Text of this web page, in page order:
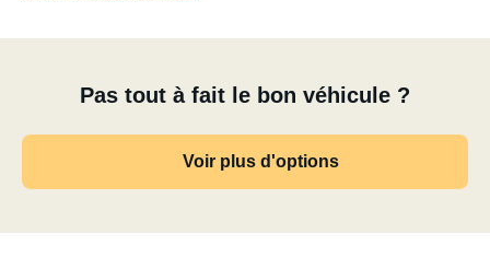
Pas tout à fait le bon véhicule ?
Voir plus d'options